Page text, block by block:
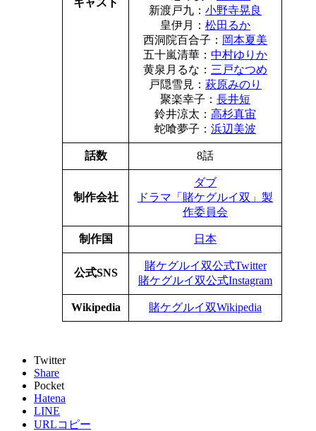
新渡戸九： 小野寺晃良
皇伊月： 松田るか
西洞院百合子： 岡本夏美
五十嵐清華： 中村ゆりか
黄泉月るな： 三戸なつめ
戸隠雪見： 萩原みのり
聚楽幸子： 長井短
鈴井涼太： 高杉真宙
蛇喰夢子： 浜辺美波
話数 8話
制作会社
ダブ
ドラマ「賭ケグルイ双」製
作委員会
制作国 日本
公式SNS
賭ケグルイ双公式Twitter
賭ケグルイ双公式Instagram
Wikipedia 賭ケグルイ双Wikipedia
Twitter
Share
Pocket
Hatena
LINE
URLコピー